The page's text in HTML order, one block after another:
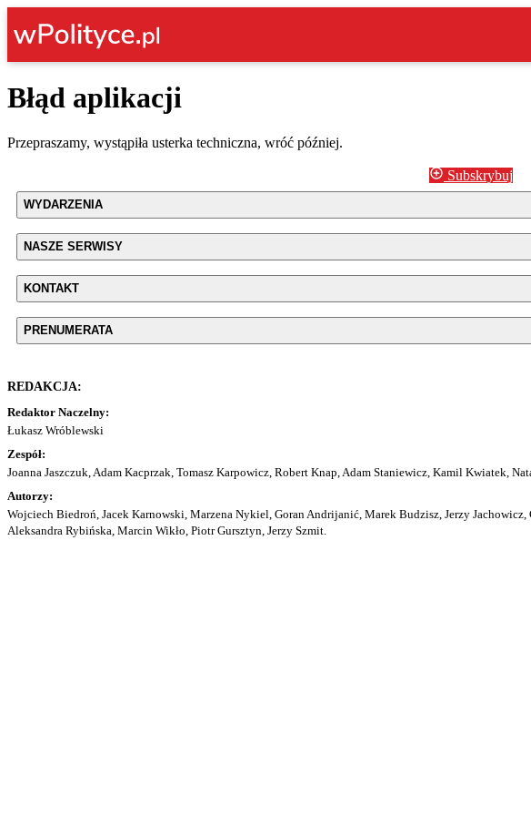
Błąd aplikacji
Przepraszamy, wystąpiła usterka techniczna, wróć później.
Subskrybuj
WYDARZENIA
NASZE SERWISY
KONTAKT
PRENUMERATA
REDAKCJA:
Redaktor Naczelny:
Łukasz Wróblewski
Zespół:
Joanna Jaszczuk, Adam Kacprzak, Tomasz Karpowicz, Robert Knap, Adam Staniewicz, Kamil Kwiatek,
Autorzy:
Wojciech Biedroń, Jacek Karnowski, Marzena Nykiel, Goran Andrijanić, Marek Budzisz, Jerzy
Aleksandra Rybińska, Marcin Wikło, Piotr Gursztyn, Jerzy Szmit.